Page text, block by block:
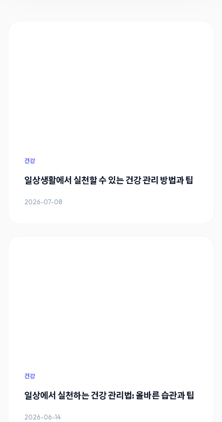
건강
일상생활에서 실천할 수 있는 건강 관리 방법과 팁
2026-07-08
건강
일상에서 실천하는 건강 관리법: 올바른 습관과 팁
2026-06-14